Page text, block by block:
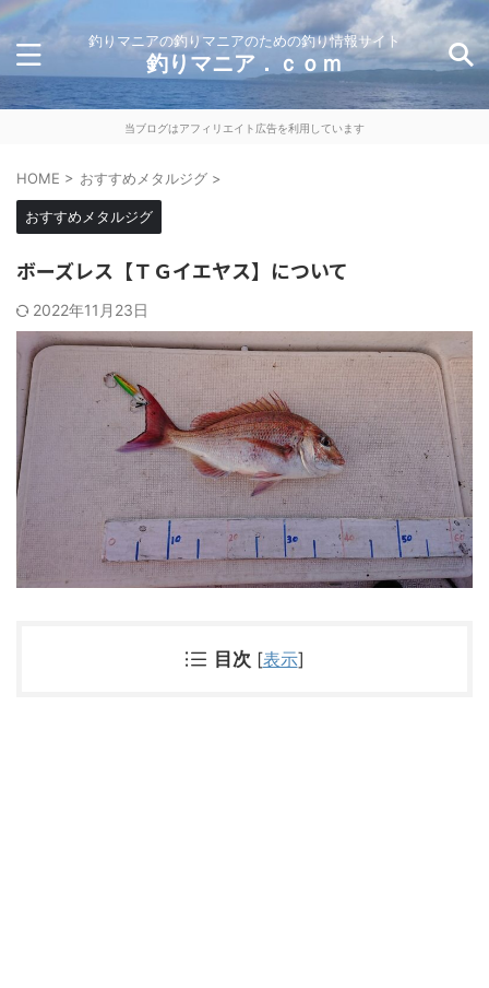
釣りマニアの釣りマニアのための釣り情報サイト
釣りマニア．ｃｏｍ
当ブログはアフィリエイト広告を利用しています
HOME > おすすめメタルジグ >
おすすめメタルジグ
ボーズレス【ＴＧイエヤス】について
2022年11月23日
目次 [表示]